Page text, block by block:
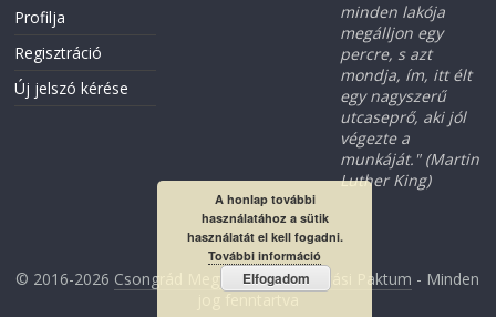
Profilja
Regisztráció
Új jelszó kérése
minden lakója
megálljon egy
percre, s azt
mondja, ím, itt élt
egy nagyszerű
utcaseprő, aki jól
végezte a
munkáját." (Martin
Luther King)
© 2016-2026 Csongrád Megyei Foglalkoztatási Paktum - Minden
A honlap további
használatához a sütik
használatát el kell fogadni.
További információ
Elfogadom